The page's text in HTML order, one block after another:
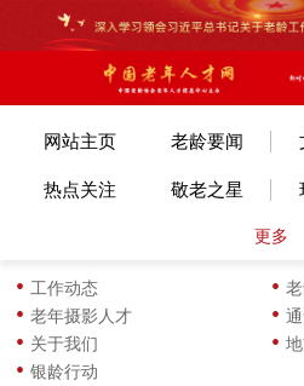
网站主页 老龄要闻
热点关注 敬老之星
各地动态
生活新知
更多
工作动态
老年摄影人才
关于我们
银龄行动